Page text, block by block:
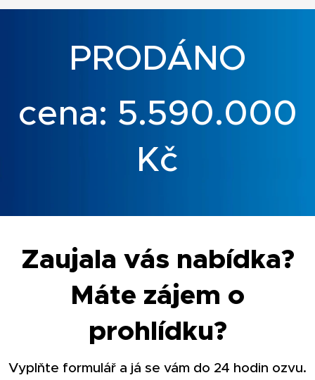
PRODÁNO
cena: 5.590.000
Kč
Zaujala vás nabídka?
Máte zájem o
prohlídku?
Vyplňte formulář a já se vám do 24 hodin ozvu.